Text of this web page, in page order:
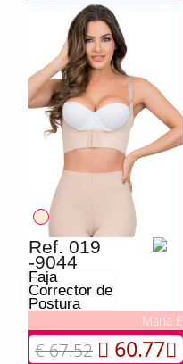
Ref. 019
-9044
Faja
Corrector de
Postura
Maria E
€ 67.52 60.77